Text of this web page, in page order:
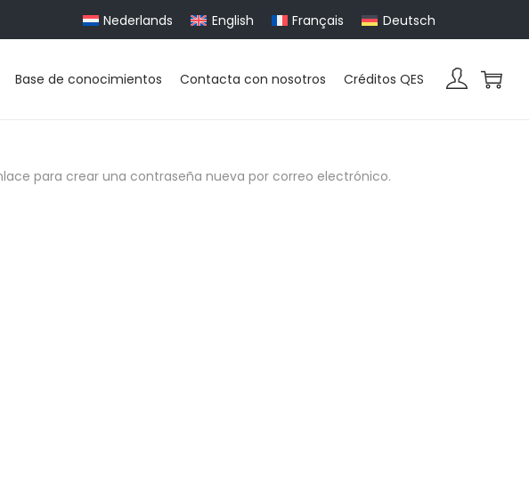
Nederlands English Français Deutsch
Base de conocimientos Contacta con nosotros Créditos QES
para crear una contraseña nueva por correo electrónico.